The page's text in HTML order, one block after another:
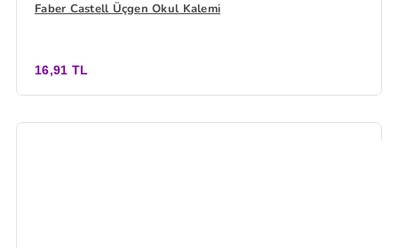
Faber Castell Üçgen Okul Kalemi
16,91 TL